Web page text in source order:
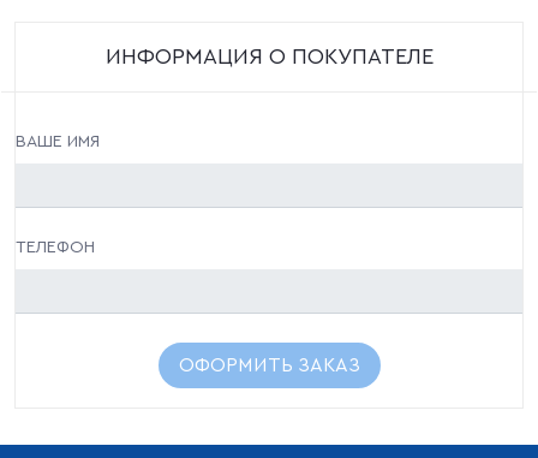
ИНФОРМАЦИЯ О ПОКУПАТЕЛЕ
ВАШЕ ИМЯ
ТЕЛЕФОН
ОФОРМИТЬ ЗАКАЗ